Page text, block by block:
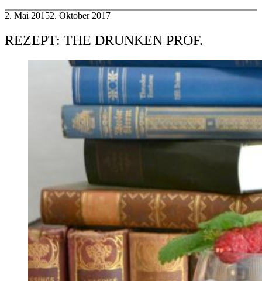
2. Mai 20152. Oktober 2017
REZEPT: THE DRUNKEN PROF.